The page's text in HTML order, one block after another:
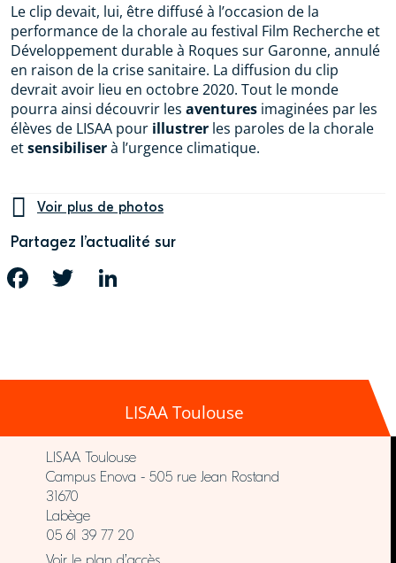
Le clip devait, lui, être diffusé à l’occasion de la
performance de la chorale au festival Film Recherche et
Développement durable à Roques sur Garonne, annulé
en raison de la crise sanitaire. La diffusion du clip
devrait avoir lieu en octobre 2020. Tout le monde
pourra ainsi découvrir les aventures imaginées par les
élèves de LISAA pour illustrer les paroles de la chorale
etsensibiliserà l’urgence climatique.
Voir plus de photos
Partagez l’actualité sur
FACEBOOK TWITTER
LISAA Toulouse
LISAA Toulouse
Campus Enova - 505 rue Jean Rostand
31670
Labège
05 61 39 77 20